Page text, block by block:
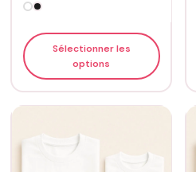
Sélectionner les
options